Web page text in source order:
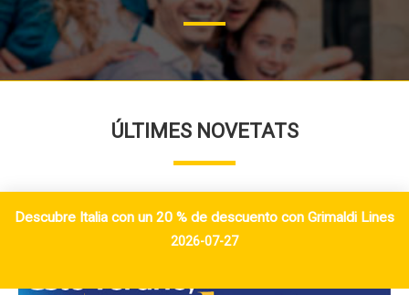
ÚLTIMES NOVETATS
Descubre Italia con un 20 % de descuento con Grimaldi Lines
2026-07-27